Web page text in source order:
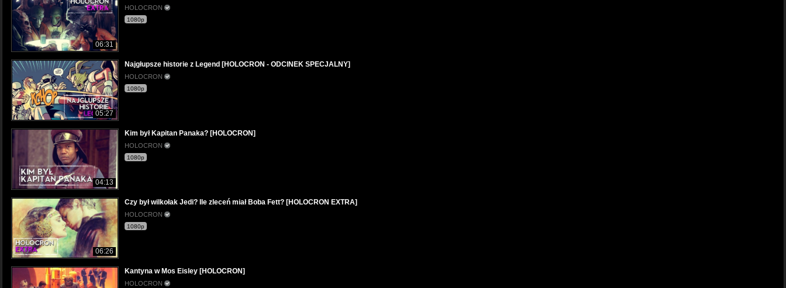
06:31
HOLOCRON
1080p
05:27
Najgłupsze historie z Legend [HOLOCRON - ODCINEK SPECJALNY]
HOLOCRON
1080p
04:13
Kim był Kapitan Panaka? [HOLOCRON]
HOLOCRON
1080p
06:26
Czy był wilkołak Jedi? Ile zleceń miał Boba Fett? [HOLOCRON EXTRA]
HOLOCRON
1080p
Kantyna w Mos Eisley [HOLOCRON]
HOLOCRON